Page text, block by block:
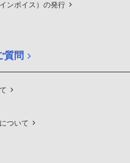
ンボイス）の発行
質問
ついて